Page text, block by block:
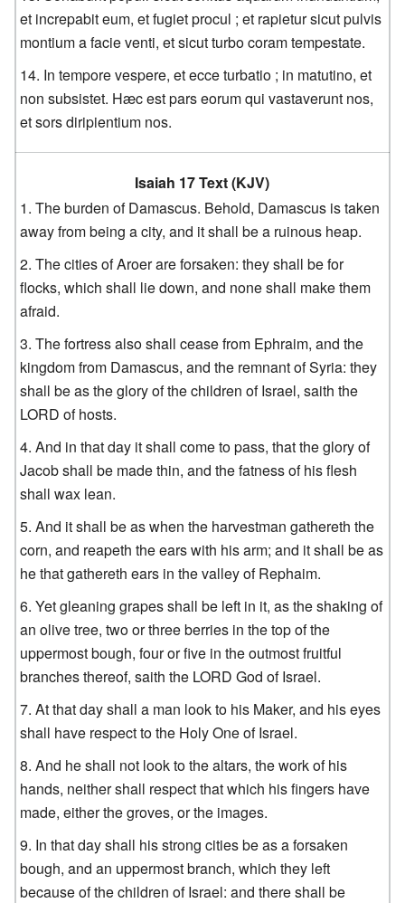
et increpabit eum, et fugiet procul ; et rapietur sicut pulvis
montium a facie venti, et sicut turbo coram tempestate.
In tempore vespere, et ecce turbatio ; in matutino, et
non subsistet. Hæc est pars eorum qui vastaverunt nos,
et sors diripientium nos.
Isaiah 17 Text (KJV)
The burden of Damascus. Behold, Damascus is taken
away from being a city, and it shall be a ruinous heap.
The cities of Aroer are forsaken: they shall be for
flocks, which shall lie down, and none shall make them
afraid.
The fortress also shall cease from Ephraim, and the
kingdom from Damascus, and the remnant of Syria: they
shall be as the glory of the children of Israel, saith the
LORD of hosts.
And in that day it shall come to pass, that the glory of
Jacob shall be made thin, and the fatness of his flesh
shall wax lean.
And it shall be as when the harvestman gathereth the
corn, and reapeth the ears with his arm; and it shall be as
he that gathereth ears in the valley of Rephaim.
Yet gleaning grapes shall be left in it, as the shaking of
an olive tree, two or three berries in the top of the
uppermost bough, four or five in the outmost fruitful
branches thereof, saith the LORD God of Israel.
At that day shall a man look to his Maker, and his eyes
shall have respect to the Holy One of Israel.
And he shall not look to the altars, the work of his
hands, neither shall respect that which his fingers have
made, either the groves, or the images.
In that day shall his strong cities be as a forsaken
bough, and an uppermost branch, which they left
because of the children of Israel: and there shall be